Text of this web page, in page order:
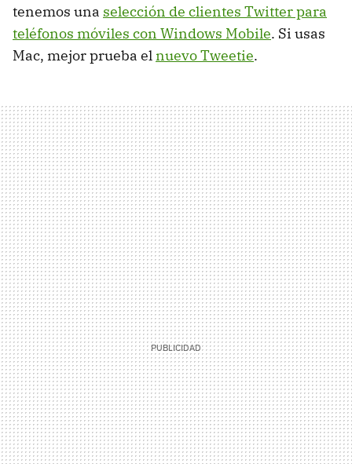
tenemos una selección de clientes Twitter para
teléfonos móviles con Windows Mobile. Si usas
Mac, mejor prueba elnuevo Tweetie.